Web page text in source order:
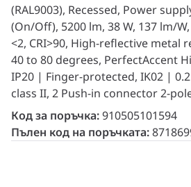
(RAL9003), Recessed, Power
(On/Off), 5200 lm, 38 W, 137 lm/
<2, CRI>90, High-reflective metal
40 to 80 degrees, PerfectAccent
IP20 | Finger-protected, IK02 |
class II, 2 Push-in connector 2-
Код за поръчка:910505101594
Пълен код на поръчката: